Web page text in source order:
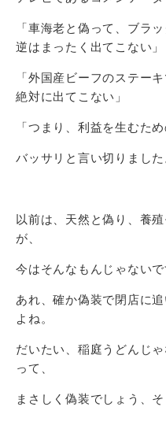
「車海老と偽って、ブラ
逆はまったく出てこない」
「外国産ビーフのステー
絶対に出てこない」
「つまり、利益を生むた
バッサリと言い切りました
以前は、天然と偽り、養
が、
今はそんなもんじゃないで
あれ、確か偽装で閉店に
よね。
だいたい、稲庭うどんじ
って、
まさしく偽装でしょう、